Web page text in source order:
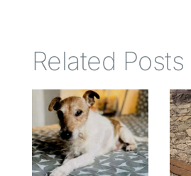
Related Posts